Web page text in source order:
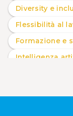
Diversity e
Flessibilità al
Formazione e
intelligenza
Produttività al